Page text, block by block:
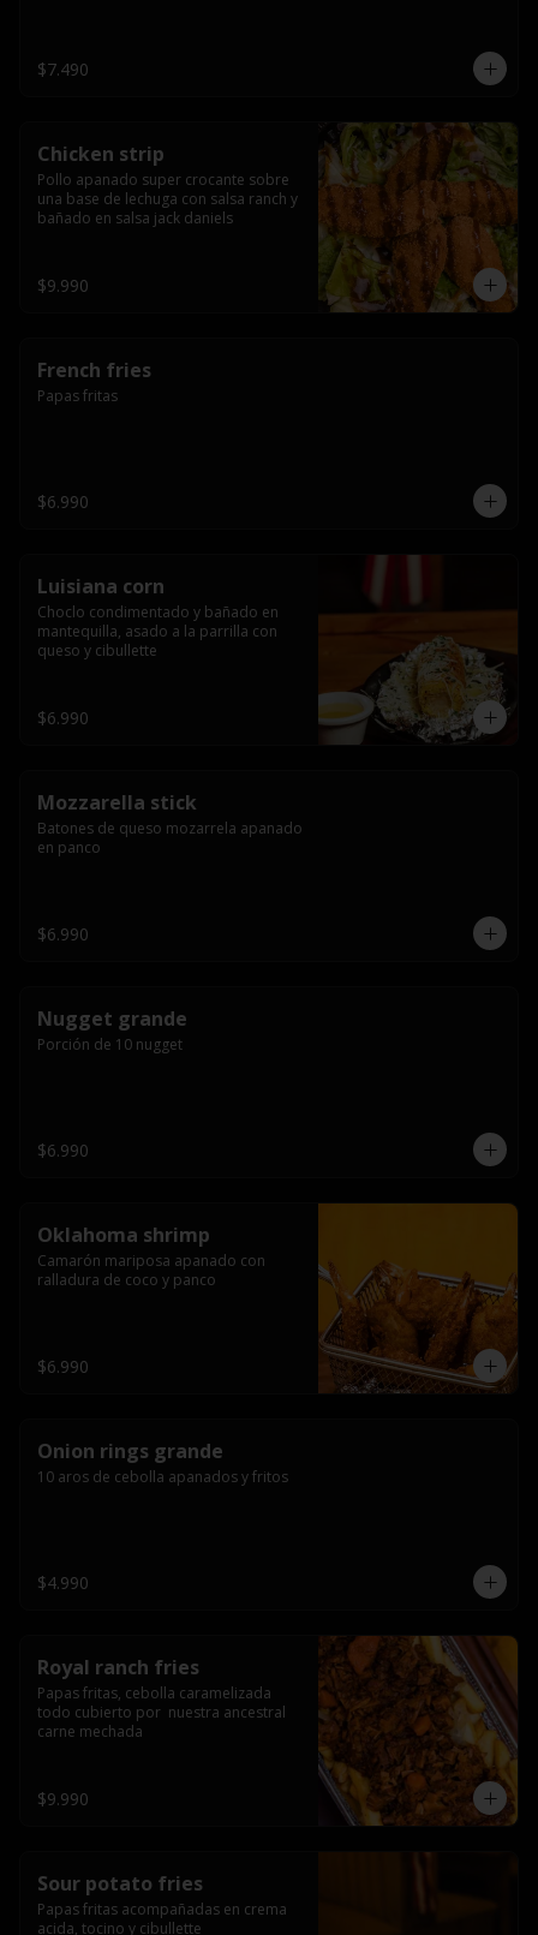
$7.490
Chicken strip
Pollo apanado super crocante sobre
una base de lechuga con salsa ranch y
bañado en salsa jack daniels
$9.990
French fries
Papas fritas
$6.990
Luisiana corn
Choclo condimentado y bañado en
mantequilla, asado a la parrilla con
queso y cibullette
$6.990
Mozzarella stick
Batones de queso mozarrela apanado
en panco
$6.990
Nugget grande
Porción de 10 nugget
$6.990
Oklahoma shrimp
Camarón mariposa apanado con
ralladura de coco y panco
$6.990
Onion rings grande
10 aros de cebolla apanados y fritos
$4.990
Royal ranch fries
Papas fritas, cebolla caramelizada
todo cubierto por  nuestra ancestral
carne mechada
$9.990
Sour potato fries
Papas fritas acompañadas en crema
acida, tocino y cibullette